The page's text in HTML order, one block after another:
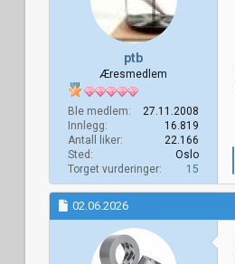
ptb
Æresmedlem
Ble medlem
27.11.2008
Innlegg
16.819
Antall liker
22.166
Sted
Oslo
Torget vurderinger
15
02.06.2026